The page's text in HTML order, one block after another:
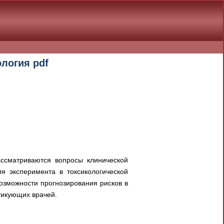
pdf
вопросы клинической
эксперимента в токсикологической
прогнозирования рисков в
врачей.